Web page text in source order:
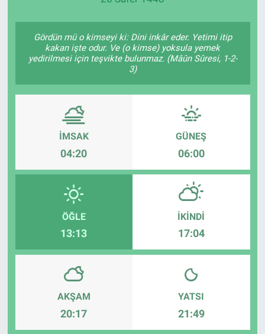
Gördün mü o kimseyi ki: Dini inkâr eder. Yetimi itip
kakan işte odur. Ve (o kimse) yoksula yemek
yedirilmesi için teşvikte bulunmaz. (Mâûn Sûresi, 1-2-
3)
İMSAK
04:20
GÜNEŞ
06:00
ÖĞLE
13:13
İKINDI
17:04
AKŞAM
20:17
YATSI
21:49